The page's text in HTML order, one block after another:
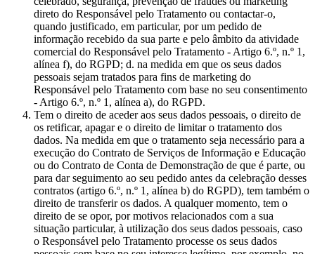
direto do Responsável pelo Tratamento ou contactar-o,
quando justificado, em particular, por um pedido de
informação recebido da sua parte e pelo âmbito da atividade
comercial do Responsável pelo Tratamento - Artigo 6.º, n.º 1,
alínea f), do RGPD; d. na medida em que os seus dados
pessoais sejam tratados para fins de marketing do
Responsável pelo Tratamento com base no seu consentimento
- Artigo 6.º, n.º 1, alínea a), do RGPD.
Tem o direito de aceder aos seus dados pessoais, o direito de
os retificar, apagar e o direito de limitar o tratamento dos
dados. Na medida em que o tratamento seja necessário para a
execução do Contrato de Serviços de Informação e Educação
ou do Contrato de Conta de Demonstração de que é parte, ou
para dar seguimento ao seu pedido antes da celebração desses
contratos (artigo 6.º, n.º 1, alínea b) do RGPD), tem também o
direito de transferir os dados. A qualquer momento, tem o
direito de se opor, por motivos relacionados com a sua
situação particular, à utilização dos seus dados pessoais, caso
o Responsável pelo Tratamento processe os seus dados